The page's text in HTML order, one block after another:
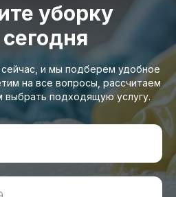
уборку
и мы подберем удобное
на все вопросы, рассчитаем
подходящую услугу.